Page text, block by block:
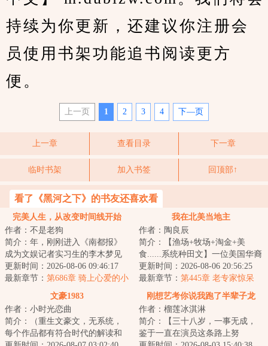
持续为你更新，还建议你注册会
员使用书架功能追书阅读更方
便。
上一页 1 2 3 4 下—页
上一章 查看目录 下一章
临时书架 加入书签 回顶部↑
看了《黑河之下》的书友还喜欢看
完美人生，从改变时间线开始
作者：不是老狗
简介：年，刚刚进入《南都报》
成为文娱记者实习生的李木梦见
了未来的自己，对方说出了一组
彩票号码。第二...
更新时间：2026-08-06 09:46:17
最新章节： 第686章 骑上心爱的小
我在北美当地主
作者：陶良辰
简介：【渔场+牧场+淘金+美
食......系统种田文】一位美国华裔
UP主参加荒野求生，挑战赢下百
万美元大奖，...
更新时间：2026-08-06 20:56:25
最新章节： 第445章 老专家惊呆
了！近代头号文物贩子的含金量
文豪1983
作者：小时光恋曲
简介：（重生文豪文，无系统，
每个作品都有符合时代的解读和
刚想艺考你说我跑了半辈子龙
套？
作者：榴莲冰淇淋
简介：【三十八岁，一事无成，
鉴于一直在演员这条路上努